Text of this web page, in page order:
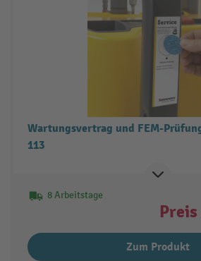
Wartungsvertrag und FEM-
113
8 Arbeitstage
Zum Produkt